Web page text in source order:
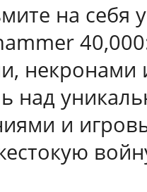
на себя
некронами
над
и